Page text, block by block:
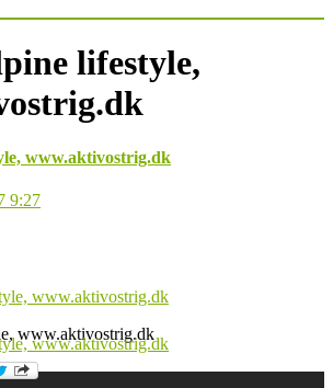
lifestyle,
www.aktivostrig.dk
9:27
www.aktivostrig.dk